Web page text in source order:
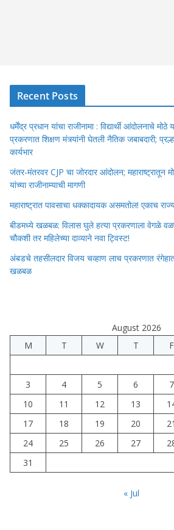
Recent Posts
धर्मेंद्र प्रधान यांचा राजीनामा : विद्यार्थी आंदोलनाचे
प्रकरणात शिक्षण मंत्र्यांनी घेतली नैतिक जबाबदारी;
कार्यभार
जंतर-मंतरवर CJP चा जोरदार आंदोलन; महाराष्ट्रातून
यांच्या राजीनाम्याची मागणी
महाराष्ट्रात पावसाचा धक्कादायक असमतोल! एकाच
बीडमध्ये खळबळ: विलास घुले हत्या प्रकरणाला वेगळे
चौकशी तर महिलेच्या दाव्याने नवा ट्विस्ट!
अंबडचे तहसीलदार विजय चव्हाण लाच प्रकरणात
खळबळ
August 2026
M
T W T F
3
4 5 6 7
10
11 12 13
17
18 19 20 21
24
25 26 27
31
« Jul